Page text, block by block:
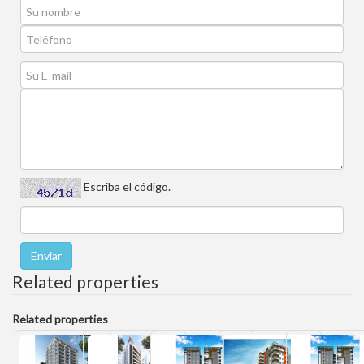
Escriba el código.
Related properties
Related properties